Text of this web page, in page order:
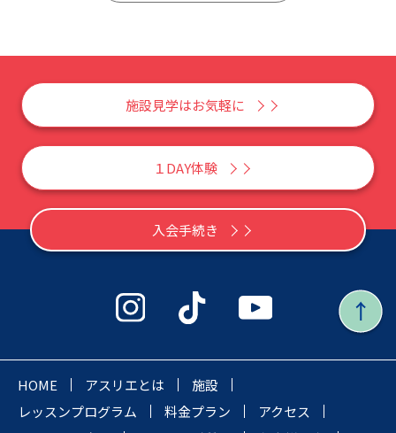
施設見学はお気軽に
１DAY体験
入会手続き
HOME アスリエとは
施設
レッスンプログラム
料金プラン
アクセス